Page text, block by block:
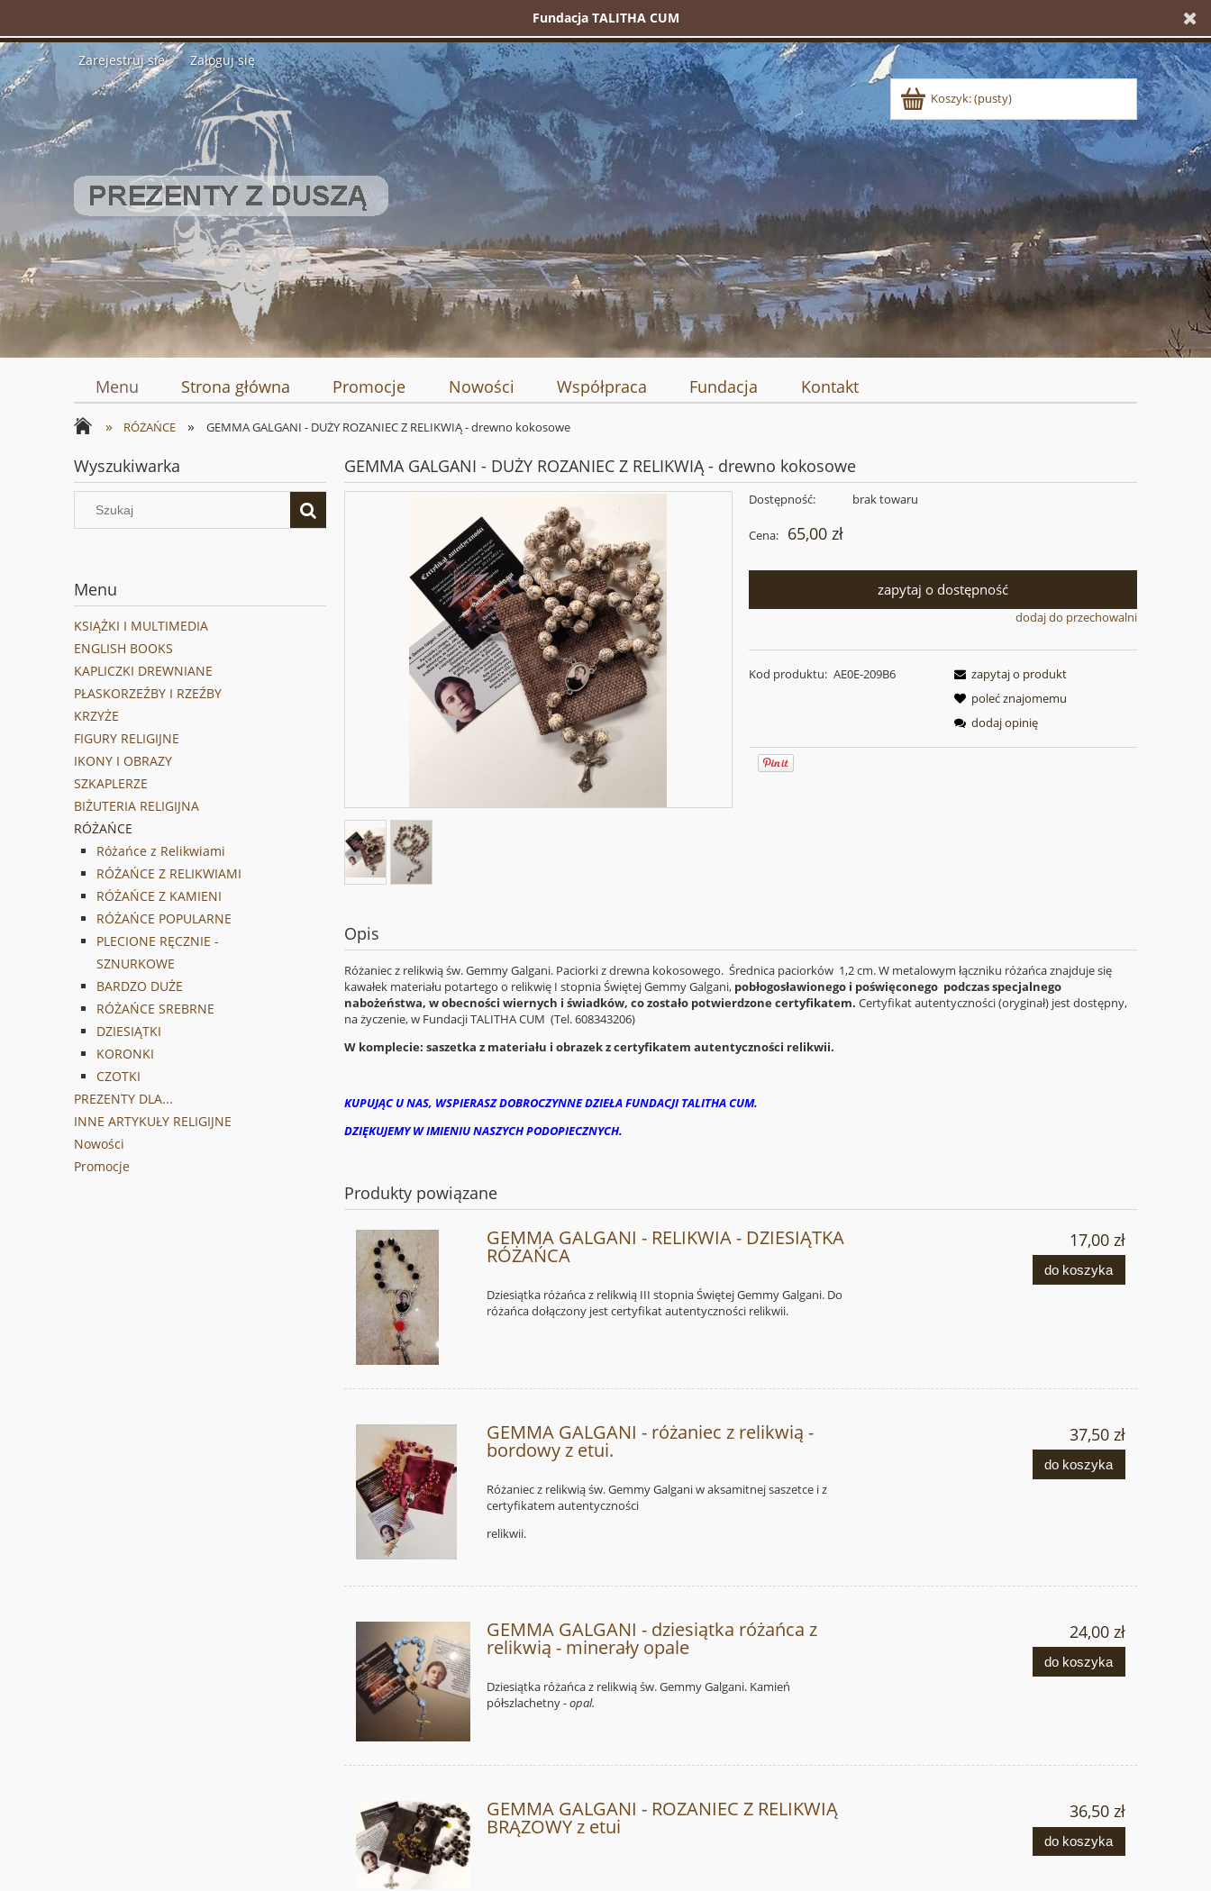
Fundacja TALITHA CUM
Zarejestruj się Zaloguj się
Koszyk:(pusty)
Menu Strona główna Promocje Nowości Współpraca Fundacja Kontakt
» RÓŻAŃCE » GEMMA GALGANI - DUŻY ROZANIEC Z RELIKWIĄ - drewno kokosowe
Wyszukiwarka
Menu
KSIĄŻKI I MULTIMEDIA
ENGLISH BOOKS
KAPLICZKI DREWNIANE
PŁASKORZEŹBY I RZEŹBY
KRZYŻE
FIGURY RELIGIJNE
IKONY I OBRAZY
SZKAPLERZE
BIŻUTERIA RELIGIJNA
RÓŻAŃCE
Różańce z Relikwiami
RÓŻAŃCE Z RELIKWIAMI
RÓŻAŃCE Z KAMIENI
RÓŻAŃCE POPULARNE
PLECIONE RĘCZNIE -
SZNURKOWE
BARDZO DUŻE
RÓŻAŃCE SREBRNE
DZIESIĄTKI
KORONKI
CZOTKI
PREZENTY DLA...
INNE ARTYKUŁY RELIGIJNE
Nowości
Promocje
GEMMA GALGANI - DUŻY ROZANIEC Z RELIKWIĄ - drewno kokosowe
Dostępność: brak towaru
Cena: 65,00 zł
zapytaj o dostępność
dodaj do przechowalni
Kod produktu: AE0E-209B6
zapytaj o produkt
poleć znajomemu
dodaj opinię
Opis
Różaniec z relikwią św. Gemmy Galgani. Paciorki z drewna kokosowego. Średnica paciorków 1,2 cm. W metalowym łączniku różańca znajduje się
kawałek materiału potartego o relikwię I stopnia Świętej Gemmy Galgani, pobłogosławionego i poświęconego podczas specjalnego
nabożeństwa, w obecności wiernych i świadków, co zostało potwierdzone certyfikatem. Certyfikat autentyczności (oryginał) jest dostępny,
na życzenie, w Fundacji TALITHA CUM (Tel. 608343206)
W komplecie: saszetka z materiału i obrazek z certyfikatem autentyczności relikwii.
KUPUJĄC U NAS, WSPIERASZ DOBROCZYNNE DZIEŁA FUNDACJI TALITHA CUM.
DZIĘKUJEMY W IMIENIU NASZYCH PODOPIECZNYCH.
Produkty powiązane
GEMMA GALGANI - RELIKWIA - DZIESIĄTKA
RÓŻAŃCA
Dziesiątka różańca z relikwią III stopnia Świętej Gemmy Galgani. Do
różańca dołączony jest certyfikat autentyczności relikwii.
17,00 zł
do koszyka
GEMMA GALGANI - różaniec z relikwią -
bordowy z etui.
Różaniec z relikwią św. Gemmy Galgani w aksamitnej saszetce i z
certyfikatem autentyczności
relikwii.
37,50 zł
do koszyka
GEMMA GALGANI - dziesiątka różańca z
relikwią - minerały opale
Dziesiątka różańca z relikwią św. Gemmy Galgani. Kamień
półszlachetny -opal.
24,00 zł
do koszyka
GEMMA GALGANI - ROZANIEC Z RELIKWIĄ
BRĄZOWY z etui
36,50 zł
do koszyka